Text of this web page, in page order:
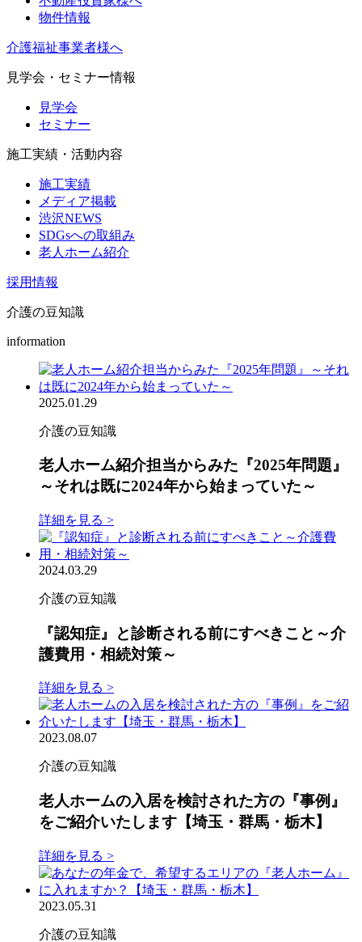
物件情報
介護福祉事業者様へ
見学会・セミナー情報
見学会
セミナー
施工実績・活動内容
施工実績
メディア掲載
渋沢NEWS
SDGsへの取組み
老人ホーム紹介
採用情報
介護の豆知識
information
2025.01.29
介護の豆知識
老人ホーム紹介担当からみた『2025年問題』
～それは既に2024年から始まっていた～
詳細を見る >
2024.03.29
介護の豆知識
『認知症』と診断される前にすべきこと～介
護費用・相続対策～
詳細を見る >
2023.08.07
介護の豆知識
老人ホームの入居を検討された方の『事例』
をご紹介いたします【埼玉・群馬・栃木】
詳細を見る >
2023.05.31
介護の豆知識